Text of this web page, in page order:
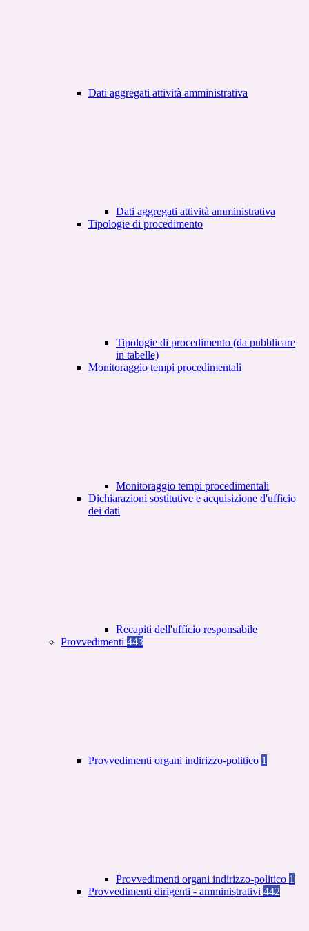
Dati aggregati attività amministrativa
Dati aggregati attività amministrativa
Tipologie di procedimento
Tipologie di procedimento (da pubblicare
in tabelle)
Monitoraggio tempi procedimentali
Monitoraggio tempi procedimentali
Dichiarazioni sostitutive e acquisizione d'ufficio
dei dati
Recapiti dell'ufficio responsabile
Provvedimenti 443
Provvedimenti organi indirizzo-politico 1
Provvedimenti organi indirizzo-politico 1
Provvedimenti dirigenti - amministrativi 442